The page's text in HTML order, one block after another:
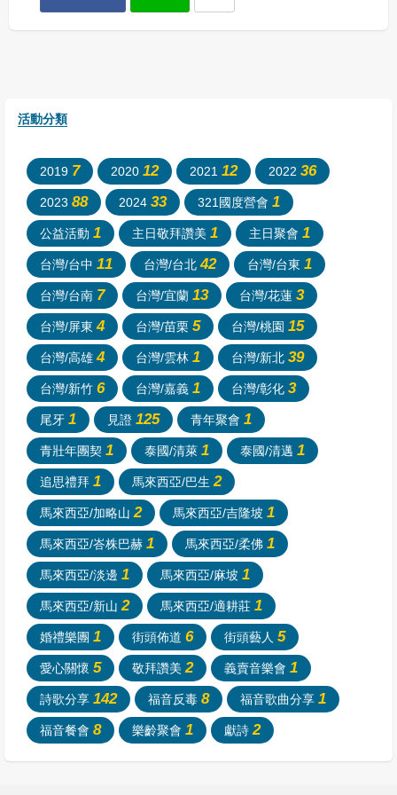
活動分類
2019 7 2020 12 2021 12 2022 36
2023 88 2024 33 321國度營會 1
公益活動 1 主日敬拜讚美 1 主日聚會 1
台灣/台中 11 台灣/台北42 台灣/台東 1
台灣/台南 7 台灣/宜蘭 13 台灣/花蓮 3
台灣/屏東4 台灣/苗栗 5 台灣/桃園 15
台灣/高雄4 台灣/雲林 1 台灣/新北 39
台灣/新竹 6 台灣/嘉義 1 台灣/彰化 3
尾牙 1 見證 125 青年聚會 1
青壯年團契 1 泰國/清萊 1 泰國/清邁 1
追思禮拜 1 馬來西亞/巴生2
馬來西亞/加略山2 馬來西亞/吉隆坡 1
馬來西亞/峇株巴赫 1 馬來西亞/柔佛 1
馬來西亞/淡邊 1 馬來西亞/麻坡 1
馬來西亞/新山2 馬來西亞/適耕莊 1
婚禮樂團 1 街頭佈道 6 街頭藝人 5
愛心關懷 5 敬拜讚美2 義賣音樂會 1
詩歌分享 142 福音反毒 8 福音歌曲分享 1
福音餐會 8 樂齡聚會 1 獻詩2